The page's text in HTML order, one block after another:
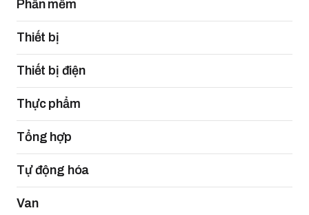
Phần mềm
Thiết bị
Thiết bị điện
Thực phẩm
Tổng hợp
Tự động hóa
Van